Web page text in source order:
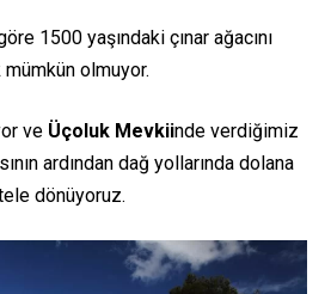
1500 yaşındaki çınar ağacını
mümkün olmuyor.
ve Üçoluk Mevkiinde verdiğimiz
ardından dağ yollarında dolana
dönüyoruz.